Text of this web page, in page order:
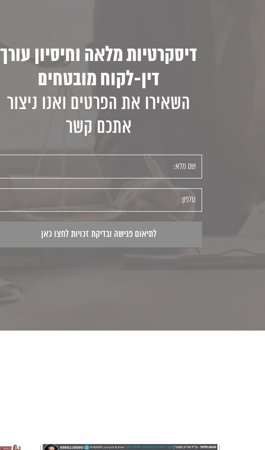
דיסקרטיות מלאה וחיסיון עורך
דין-לקוח מובטחים
השאירו את הפרטים ואנו ניצור
אתכם קשר